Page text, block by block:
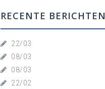
a
a
r
RECENTE BERICHTEN
22/03
08/03
08/03
22/02